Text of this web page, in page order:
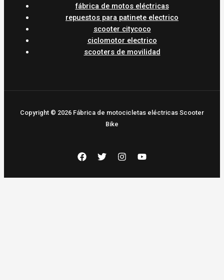
fábrica de motos eléctricas
repuestos para patinete electrico
scooter citycoco
ciclomotor electrico
scooters de movilidad
Copyright © 2026 Fábrica de motocicletas eléctricas Scooter
Bike